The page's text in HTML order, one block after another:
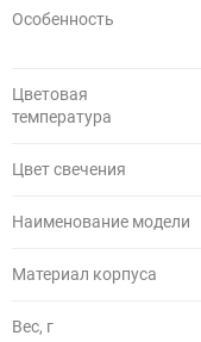
Особенность
Цветовая
температура
Цвет свечения
Наименование модели
Материал корпуса
Вес, г